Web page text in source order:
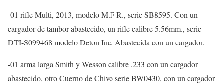
-01 rifle Multi, 2013, modelo M.F R., serie SB8595. Con un
cargador de tambor abastecido, un rifle calibre 5.56mm., serie
DTI-S099468 modelo Deton Inc. Abastecida con un cargador.
-01 arma larga Smith y Wesson calibre .233 con un cargador
abastecido, otro Cuerno de Chivo serie BW0430, con un cargador